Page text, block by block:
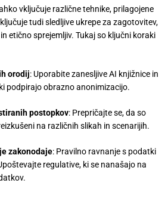
vključuje različne tehnike, prilagojene
tudi sledljive ukrepe za zagotovitev,
etično sprejemljiv. Tukaj so ključni koraki
orodij: Uporabite zanesljive AI knjižnice in
podpirajo obrazno anonimizacijo.
postopkov: Prepričajte se, da so
na različnih slikah in scenarijih.
zakonodaje: Pravilno ravnanje s podatki
regulative, ki se nanašajo na